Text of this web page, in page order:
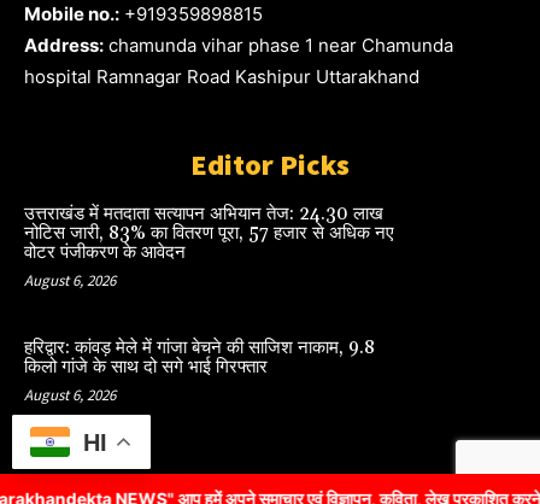
आप हमें अपने समाचार एवं विज्ञापन, कविता, लेख प्रकाशित करने के लिए
Mobile no.: +919359898815
Address: chamunda vihar phase 1 near Chamunda
hospital Ramnagar Road Kashipur Uttarakhand
Editor Picks
उत्तराखंड में मतदाता सत्यापन अभियान तेज: 24.30 लाख
नोटिस जारी, 83% का वितरण पूरा, 57 हजार से अधिक नए
वोटर पंजीकरण के आवेदन
August 6, 2026
हरिद्वार: कांवड़ मेले में गांजा बेचने की साजिश नाकाम, 9.8
किलो गांजे के साथ दो सगे भाई गिरफ्तार
August 6, 2026
HI